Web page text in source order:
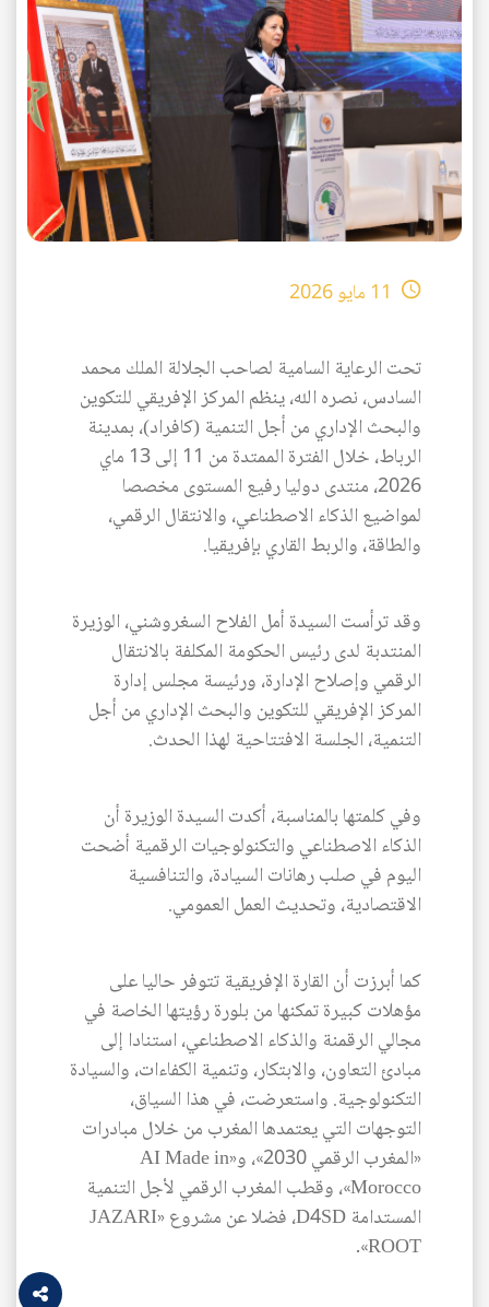
11 مايو 2026
تحت الرعاية السامية لصاحب الجلالة الملك محمد
السادس، نصره الله، ينظم المركز الإفريقي للتكوين
والبحث الإداري من أجل التنمية (كافراد)، بمدينة
الرباط، خلال الفترة الممتدة من 11 إلى 13 ماي
2026، منتدى دوليا رفيع المستوى مخصصا
لمواضيع الذكاء الاصطناعي، والانتقال الرقمي،
والطاقة، والربط القاري بإفريقيا.
وقد ترأست السيدة أمل الفلاح السغروشني، الوزيرة
المنتدبة لدى رئيس الحكومة المكلفة بالانتقال
الرقمي وإصلاح الإدارة، ورئيسة مجلس إدارة
المركز الإفريقي للتكوين والبحث الإداري من أجل
التنمية، الجلسة الافتتاحية لهذا الحدث.
وفي كلمتها بالمناسبة، أكدت السيدة الوزيرة أن
الذكاء الاصطناعي والتكنولوجيات الرقمية أضحت
اليوم في صلب رهانات السيادة، والتنافسية
الاقتصادية، وتحديث العمل العمومي.
كما أبرزت أن القارة الإفريقية تتوفر حاليا على
مؤهلات كبيرة تمكنها من بلورة رؤيتها الخاصة في
مجالي الرقمنة والذكاء الاصطناعي، استنادا إلى
مبادئ التعاون، والابتكار، وتنمية الكفاءات، والسيادة
التكنولوجية. واستعرضت، في هذا السياق،
التوجهات التي يعتمدها المغرب من خلال مبادرات
«المغرب الرقمي 2030»، و«AI Made in
Morocco»، وقطب المغرب الرقمي لأجل التنمية
المستدامة D4SD، فضلا عن مشروع «JAZARI
ROOT».